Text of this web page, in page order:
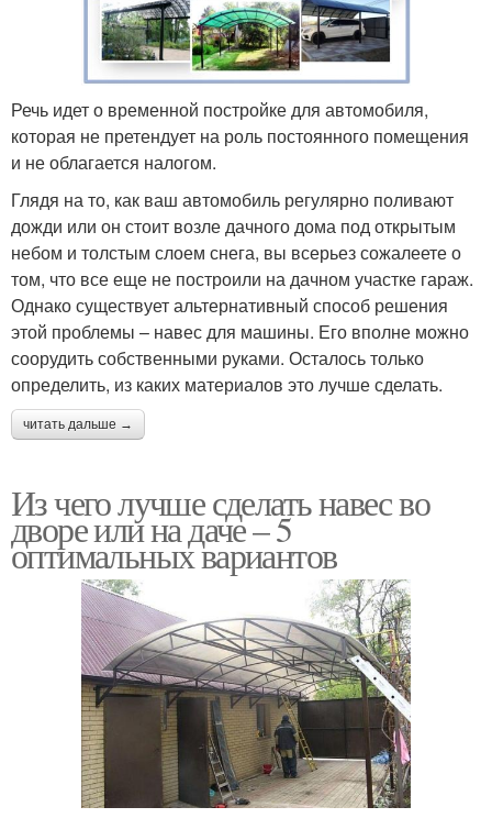
Речь идет о временной постройке для автомобиля,
которая не претендует на роль постоянного помещения
и не облагается налогом.
Глядя на то, как ваш автомобиль регулярно поливают
дожди или он стоит возле дачного дома под открытым
небом и толстым слоем снега, вы всерьез сожалеете о
том, что все еще не построили на дачном участке гараж.
Однако существует альтернативный способ решения
этой проблемы – навес для машины. Его вполне можно
соорудить собственными руками. Осталось только
определить, из каких материалов это лучше сделать.
читать дальше →
Из чего лучше сделать навес во
дворе или на даче – 5
оптимальных вариантов